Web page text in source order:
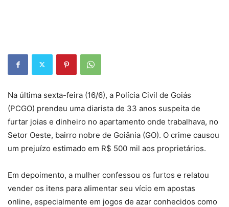
Na última sexta-feira (16/6), a Polícia Civil de Goiás
(PCGO) prendeu uma diarista de 33 anos suspeita de
furtar joias e dinheiro no apartamento onde trabalhava, no
Setor Oeste, bairro nobre de Goiânia (GO). O crime causou
um prejuízo estimado em R$ 500 mil aos proprietários.
Em depoimento, a mulher confessou os furtos e relatou
vender os itens para alimentar seu vício em apostas
online, especialmente em jogos de azar conhecidos como